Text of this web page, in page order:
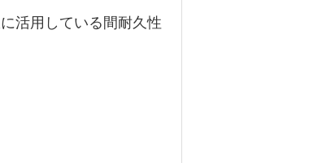
活用している間耐久性